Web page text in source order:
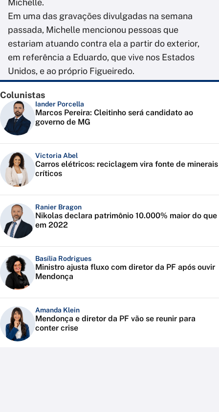
Michelle.
Em uma das gravações divulgadas na semana
passada, Michelle mencionou pessoas que
estariam atuando contra ela a partir do exterior,
em referência a Eduardo, que vive nos Estados
Unidos, e ao próprio Figueiredo.
Colunistas
Iander Porcella
Marcos Pereira: Cleitinho será candidato ao
governo de MG
Victoria Abel
Carros elétricos: reciclagem vira fonte de minerais
críticos
Ranier Bragon
Nikolas declara patrimônio 10.000% maior do que
em 2022
Basília Rodrigues
Ministro ajusta fluxo com diretor da PF após ouvir
Mendonça
Amanda Klein
Mendonça e diretor da PF vão se reunir para
conter crise